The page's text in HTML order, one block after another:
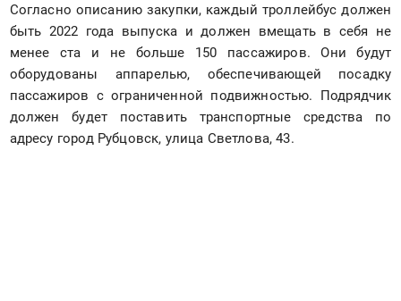
Согласно описанию закупки, каждый троллейбус должен
быть 2022 года выпуска и должен вмещать в себя не
менее ста и не больше 150 пассажиров. Они будут
оборудованы аппарелью, обеспечивающей посадку
пассажиров с ограниченной подвижностью. Подрядчик
должен будет поставить транспортные средства по
адресу город Рубцовск, улица Светлова, 43.